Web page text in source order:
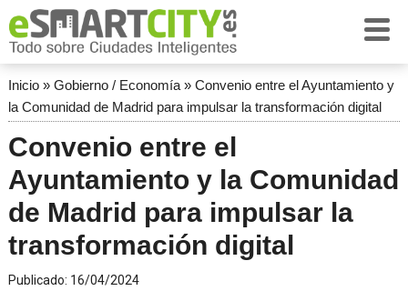
Inicio» Gobierno / Economía» Convenio entre el Ayuntamiento y
la Comunidad de Madrid para impulsar la transformación digital
Convenio entre el
Ayuntamiento y la Comunidad
de Madrid para impulsar la
transformación digital
Publicado: 16/04/2024